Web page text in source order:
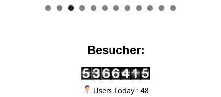
0 1 2
Besucher:
Users Today : 48